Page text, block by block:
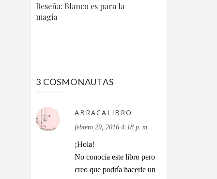
Reseña: Blanco es para la
magia
3 COSMONAUTAS
ABRACALIBRO
febrero 29, 2016 4:18 p. m.
¡Hola!
No conocía este libro pero
creo que podría hacerle un